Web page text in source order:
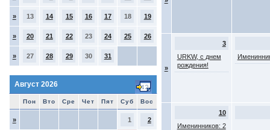
» 13 14 15 16 17 18 19
» 20 21 22 23 24 25 26
» 27 28 29 30 31
Август 2026
Пон Вто Сре Чет Пят Суб Вос
» 1 2
»
3
URKW, с днем
рождения!
10
Именинников: 2